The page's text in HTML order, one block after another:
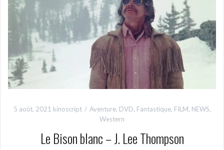
5 août, 2021 kinoscript Aventure, DVD, Fantastique, FILM, NEWS,
Western
Le Bison blanc – J. Lee Thompson